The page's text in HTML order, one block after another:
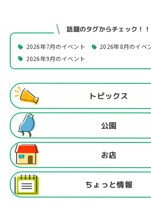
話題のタグからチェック！！
2026年7月のイベント
2026年8月のイベ
2026年9月のイベント
トピックス
公園
お店
ちょっと情報